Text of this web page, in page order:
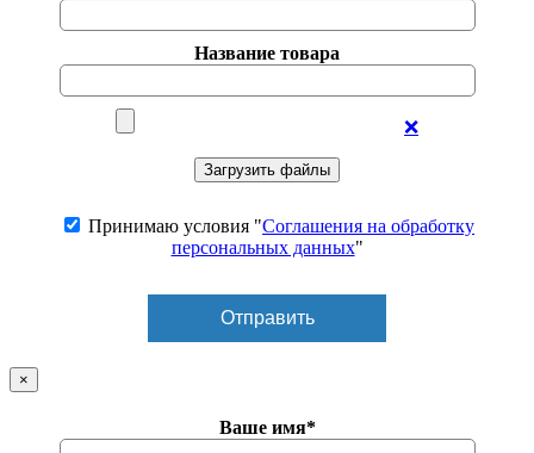
Название товара
❌
Принимаю условия "Соглашения на обработку
персональных данных"
×
Ваше имя*